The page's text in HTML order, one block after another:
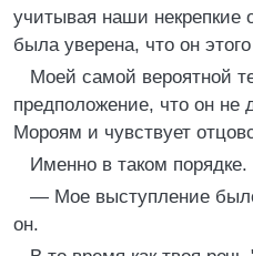
учитывая наши
была уверена, что он
Моей самой вероятной
предположение, что он не
Мороям и чувствует
Именно в таком порядке.
— Мое выступление
он.